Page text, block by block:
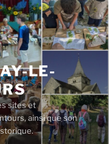
LE-
sites et
ainsi que son